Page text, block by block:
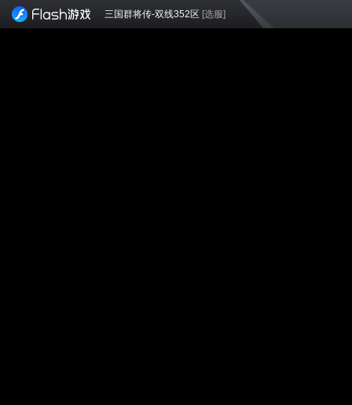
三国群将传-双线352区 [选服]